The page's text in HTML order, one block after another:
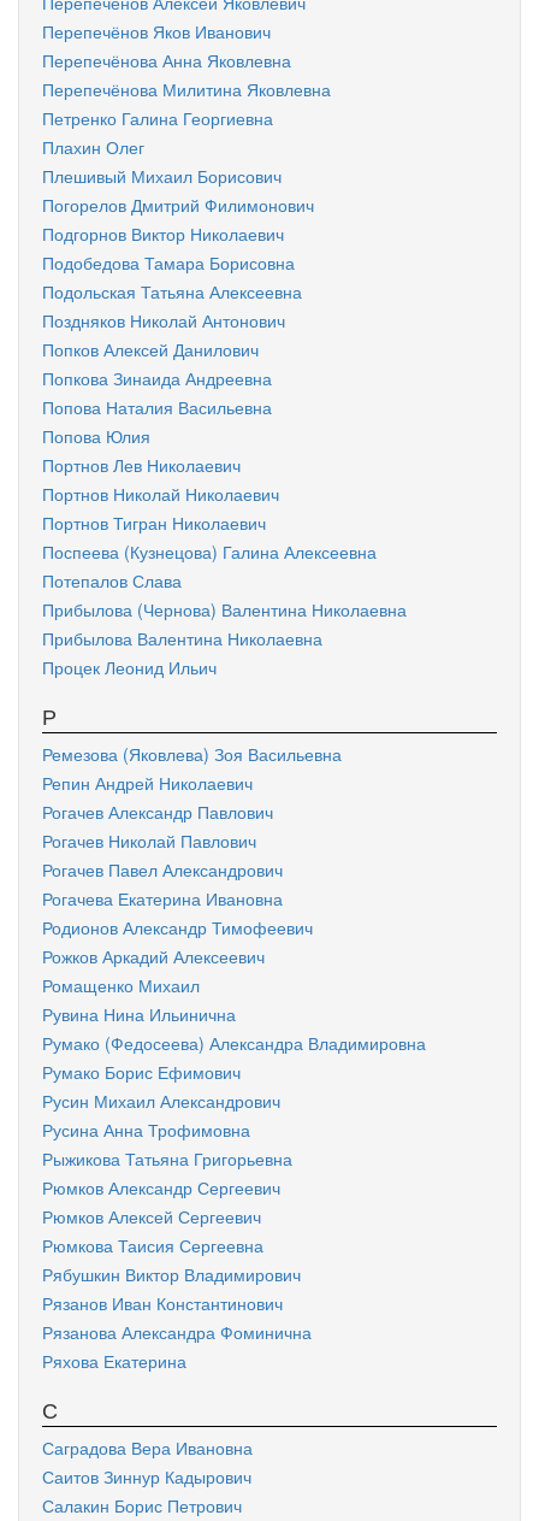
Перепечёнов Яков Иванович
Перепечёнова Анна Яковлевна
Перепечёнова Милитина Яковлевна
Петренко Галина Георгиевна
Плахин Олег
Плешивый Михаил Борисович
Погорелов Дмитрий Филимонович
Подгорнов Виктор Николаевич
Подобедова Тамара Борисовна
Подольская Татьяна Алексеевна
Поздняков Николай Антонович
Попков Алексей Данилович
Попкова Зинаида Андреевна
Попова Наталия Васильевна
Попова Юлия
Портнов Лев Николаевич
Портнов Николай Николаевич
Портнов Тигран Николаевич
Поспеева (Кузнецова) Галина Алексеевна
Потепалов Слава
Прибылова (Чернова) Валентина Николаевна
Прибылова Валентина Николаевна
Процек Леонид Ильич
Р
Ремезова (Яковлева) Зоя Васильевна
Репин Андрей Николаевич
Рогачев Александр Павлович
Рогачев Николай Павлович
Рогачев Павел Александрович
Рогачева Екатерина Ивановна
Родионов Александр Тимофеевич
Рожков Аркадий Алексеевич
Ромащенко Михаил
Рувина Нина Ильинична
Румако (Федосеева) Александра Владимировна
Румако Борис Ефимович
Русин Михаил Александрович
Русина Анна Трофимовна
Рыжикова Татьяна Григорьевна
Рюмков Александр Сергеевич
Рюмков Алексей Сергеевич
Рюмкова Таисия Сергеевна
Рябушкин Виктор Владимирович
Рязанов Иван Константинович
Рязанова Александра Фоминична
Ряхова Екатерина
С
Саградова Вера Ивановна
Саитов Зиннур Кадырович
Салакин Борис Петрович